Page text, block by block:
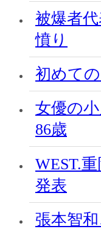
被爆者
憤り
初めて
女優の
86歳
WEST.
発表
張本智